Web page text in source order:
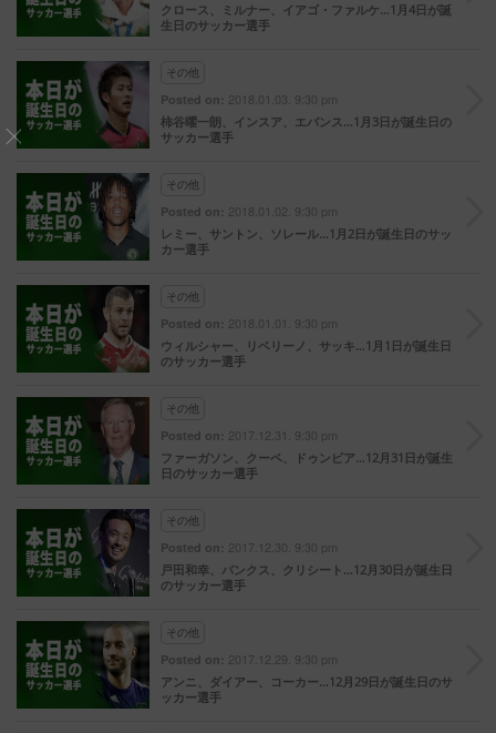
クロース、ミルナー、イアゴ・ファルケ…1月4日が誕
生日のサッカー選手
その他
Posted on: 2018.01.03. 9:30 pm
柿谷曜一朗、インスア、エバンス…1月3日が誕生日の
サッカー選手
その他
Posted on: 2018.01.02. 9:30 pm
レミー、サントン、ソレール…1月2日が誕生日のサッ
カー選手
その他
Posted on: 2018.01.01. 9:30 pm
ウィルシャー、リベリーノ、サッキ…1月1日が誕生日
のサッカー選手
その他
Posted on: 2017.12.31. 9:30 pm
ファーガソン、クーペ、ドゥンビア…12月31日が誕生
日のサッカー選手
その他
Posted on: 2017.12.30. 9:30 pm
戸田和幸、バンクス、クリシート…12月30日が誕生日
のサッカー選手
その他
Posted on: 2017.12.29. 9:30 pm
アンニ、ダイアー、コーカー…12月29日が誕生日のサ
ッカー選手